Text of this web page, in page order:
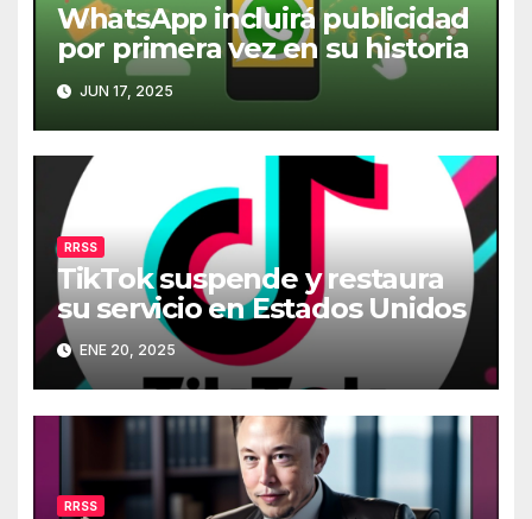
WhatsApp incluirá publicidad
por primera vez en su historia
JUN 17, 2025
RRSS
TikTok suspende y restaura
su servicio en Estados Unidos
ENE 20, 2025
RRSS